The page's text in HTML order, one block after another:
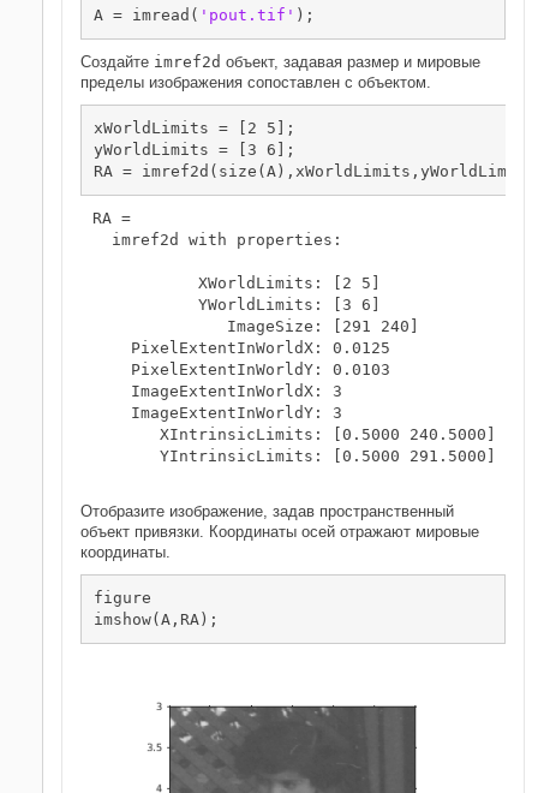
A = imread( 'pout.tif' );
Создайте imref2d объект, задавая размер и мировые
пределы изображения сопоставлен с объектом.
xWorldLimits = [2 5];
yWorldLimits = [3 6];
RA =
RA =
  imref2d with properties:
           XWorldLimits: [2 5]
           YWorldLimits: [3 6]
              ImageSize: [291 240]
    PixelExtentInWorldX: 0.0125
    PixelExtentInWorldY: 0.0103
    ImageExtentInWorldX: 3
    ImageExtentInWorldY: 3
       XIntrinsicLimits: [0.5000 240.5000]
       YIntrinsicLimits: [0.5000 291.5000]
Отобразите изображение, задав пространственный
объект привязки. Координаты осей отражают мировые
координаты.
figure
imshow(A,RA);